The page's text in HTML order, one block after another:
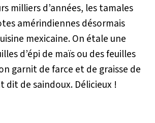
milliers d’années, les tamales
amérindiennes désormais
mexicaine. On étale une
d’épi de maïs ou des feuilles
garnit de farce et de graisse de
dit de saindoux. Délicieux !